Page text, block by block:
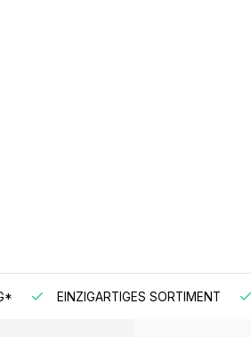
EINZIGARTIGES SORTIMENT